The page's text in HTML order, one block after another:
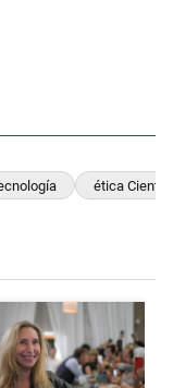
ética
Messi llegó a
de tendencia